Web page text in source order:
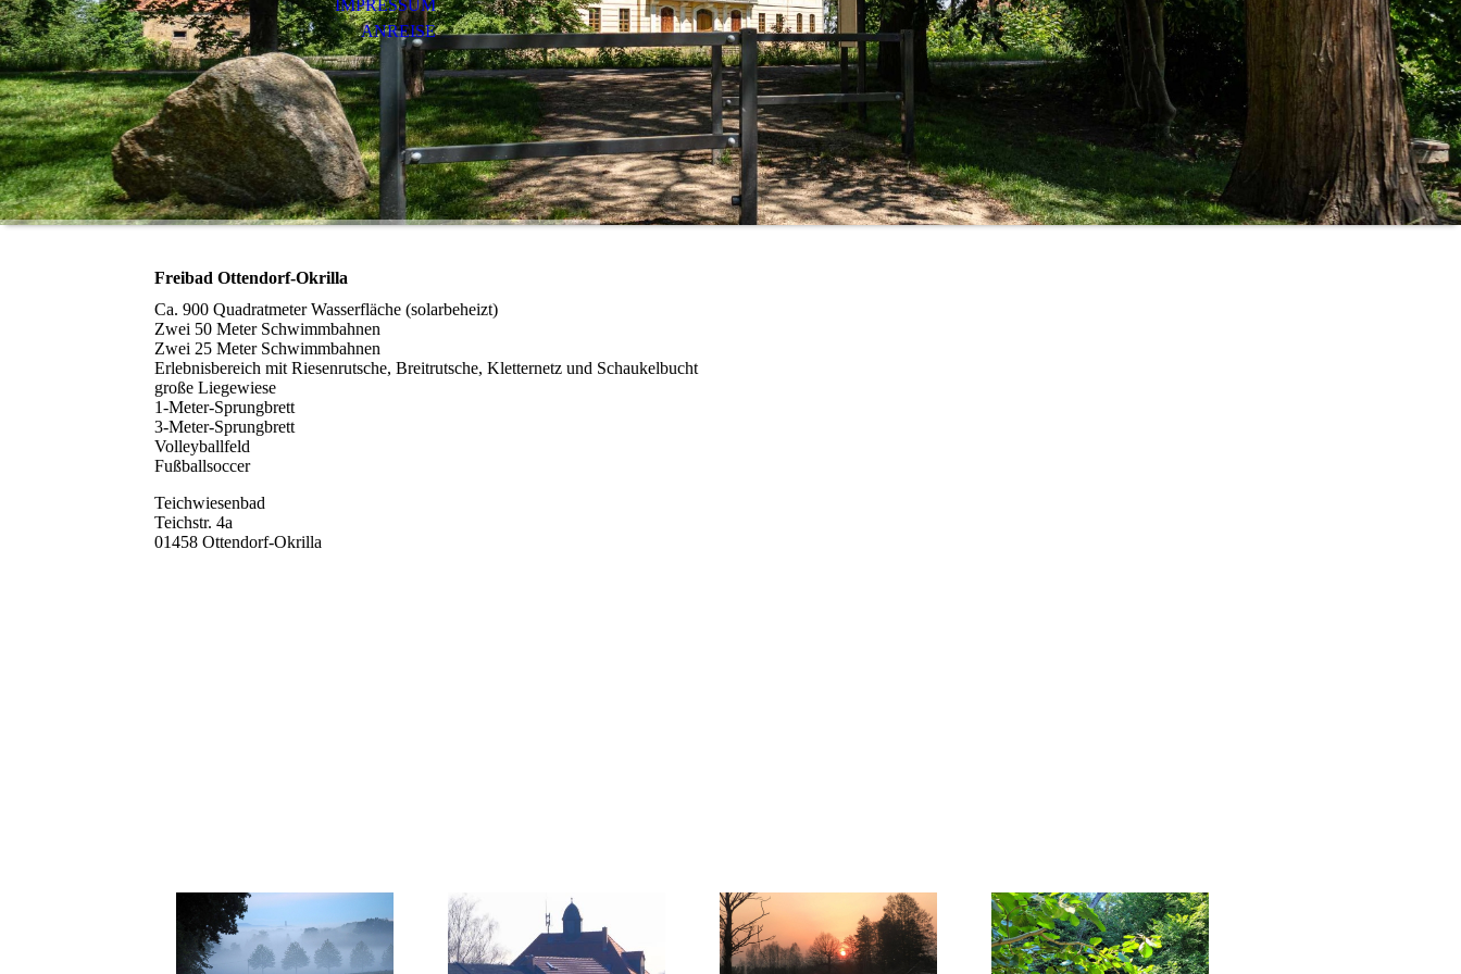
IMPRESSUM
ANREISE
Freibad Ottendorf-Okrilla
Ca. 900 Quadratmeter Wasserfläche (solarbeheizt)
Zwei 50 Meter Schwimmbahnen
Zwei 25 Meter Schwimmbahnen
Erlebnisbereich mit Riesenrutsche, Breitrutsche, Kletternetz und Schaukelbucht
große Liegewiese
1-Meter-Sprungbrett
3-Meter-Sprungbrett
Volleyballfeld
Fußballsoccer
Teichwiesenbad
Teichstr. 4a
01458 Ottendorf-Okrilla